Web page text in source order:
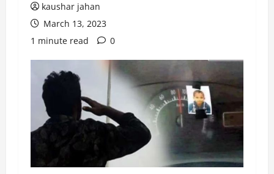
kaushar jahan
March 13, 2023
1 minute read
0